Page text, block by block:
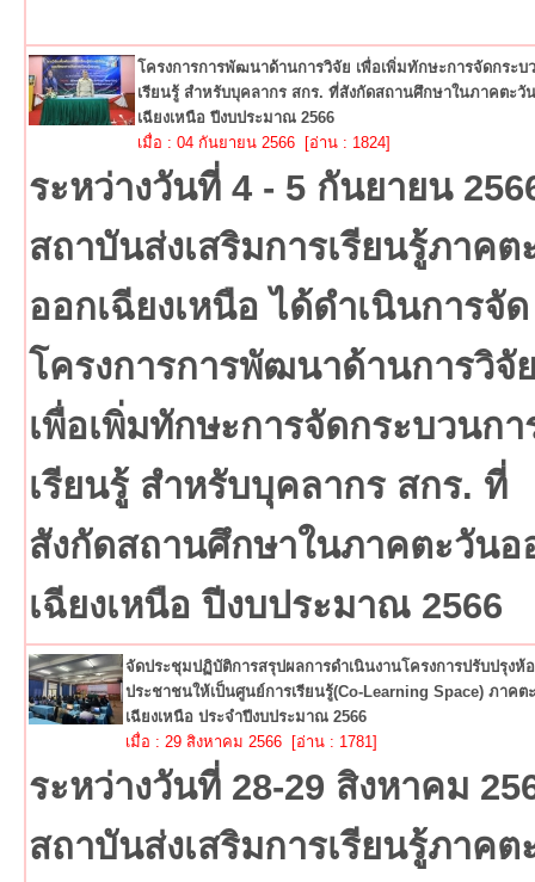
โครงการการพัฒนาด้านการวิจัย เพื่อเพิ่มทักษะการจัดกระบ
เรียนรู้ สำหรับบุคลากร สกร. ที่สังกัดสถานศึกษาในภาคตะวั
เฉียงเหนือ ปีงบประมาณ 2566
เมื่อ : 04 กันยายน 2566 [อ่าน : 1824]
ระหว่างวันที่ 4 - 5 กันยายน
สถาบันส่งเสริมการเรียนรู้ภาคต
ออกเฉียงเหนือ ได้ดำเนินการจัด
โครงการการพัฒนาด้านการวิจั
เพื่อเพิ่มทักษะการจัดกระบวนกา
เรียนรู้ สำหรับบุคลากร สกร. ที่
สังกัดสถานศึกษาในภาคตะวันอ
เฉียงเหนือ ปีงบประมาณ 2566
จัดประชุมปฏิบัติการสรุปผลการดำเนินงานโครงการปรับปรุงห้
ประชาชนให้เป็นศูนย์การเรียนรู้(Co-Learning Space) ภาคต
เฉียงเหนือ ประจำปีงบประมาณ 2566
เมื่อ : 29 สิงหาคม 2566 [อ่าน : 1781]
ระหว่างวันที่ 28-29 สิงหาคม
สถาบันส่งเสริมการเรียนรู้ภาคต